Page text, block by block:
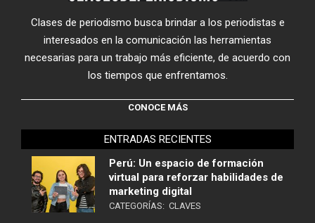
Clases de periodismo busca brindar a los periodistas e
interesados en la comunicación las herramientas
necesarias para un trabajo más eficiente, de acuerdo con
los tiempos que enfrentamos.
CONOCE MÁS
ENTRADAS RECIENTES
Perú: Un espacio de formación
virtual para reforzar habilidades de
marketing digital
CATEGORÍAS: CLAVES